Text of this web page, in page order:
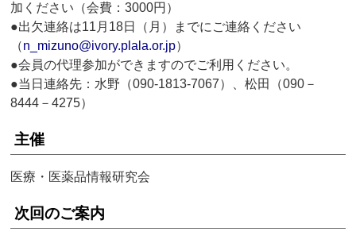
加ください（会費：3000円）
●出欠連絡は11月18日（月）までにご連絡ください
（n_mizuno@ivory.plala.or.jp）
●会員の代理参加ができますのでご利用ください。
●当日連絡先：水野（090-1813-7067）、松田（090－
8444－4275）
主催
医療・医薬品情報研究会
次回のご案内